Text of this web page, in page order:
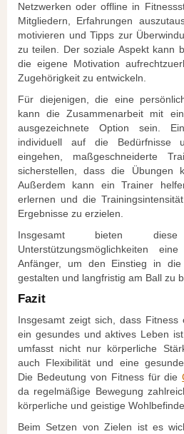
Netzwerken oder offline in
Mitgliedern, Erfahrungen
motivieren und Tipps zur
zu teilen. Der soziale Aspekt kann
die eigene Motivation
Zugehörigkeit zu entwickeln.
Für diejenigen, die eine
kann die Zusammenarbeit mit
ausgezeichnete Option sein.
individuell auf die Bedürfnisse
eingehen, maßgeschneiderte
sicherstellen, dass die Übungen
Außerdem kann ein Trainer
erlernen und die
Ergebnisse zu erzielen.
Insgesamt bieten
Unterstützungsmöglichkeiten
Anfänger, um den Einstieg in die
gestalten und langfristig am Ball zu
Fazit
Insgesamt zeigt sich, dass
ein gesundes und aktives Leben
umfasst nicht nur körperliche
auch Flexibilität und eine gesunde
Die Bedeutung von Fitness für die
da regelmäßige Bewegung
körperliche und geistige
Beim Setzen von Zielen ist es